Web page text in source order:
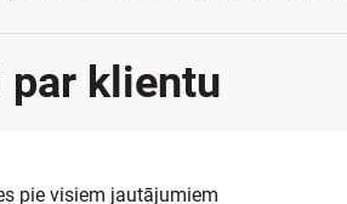
par klientu
pie visiem jautājumiem